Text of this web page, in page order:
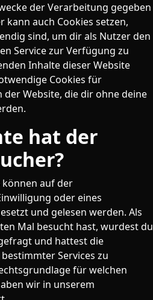
der Verarbeitung gegeben
kann auch Cookies setzen,
sind, um dir als Nutzer den
Service zur Verfügung zu
Inhalte dieser Website
Cookies für
Website, die dir ohne deine
hat der
können auf der
oder eines
und gelesen werden. Als
Mal besucht hast, wurdest du
und hattest die
Services zu
für welchen
wir in unserem